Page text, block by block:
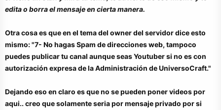
edita o borra el mensaje en cierta manera.
Otra cosa es que en el tema del owner del servidor dice esto
mismo: "7- No hagas Spam de direcciones web, tampoco
puedes publicar tu canal aunque seas Youtuber si no es con
autorización expresa de la Administración de UniversoCraft."
Dejando eso en claro es que no se pueden poner videos por
aqui.. creo que solamente seria por mensaje privado por si